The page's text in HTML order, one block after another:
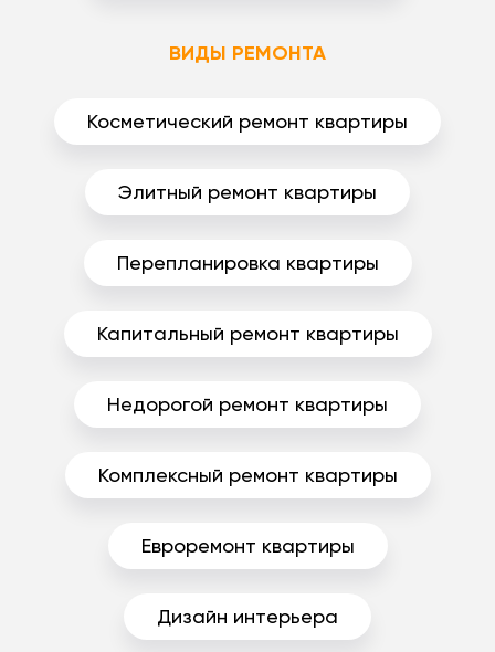
ВИДЫ РЕМОНТА
Косметический ремонт квартиры
Элитный ремонт квартиры
Перепланировка квартиры
Капитальный ремонт квартиры
Недорогой ремонт квартиры
Комплексный ремонт квартиры
Евроремонт квартиры
Дизайн интерьера